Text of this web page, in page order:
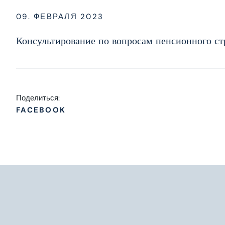
09. ФЕВРАЛЯ 2023
Консультирование по вопросам пенсионного
Поделиться:
FACEBOOK